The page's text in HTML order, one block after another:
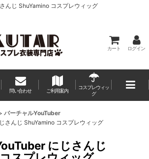
んじ ShuYamino コスプレウィッグ
カート ログイン
問い合わせ ご利用案内
コスプレウィッ
グ
バーチャルYouTuber
さんじ ShuYamino コスプレウィッグ
にじさんじ